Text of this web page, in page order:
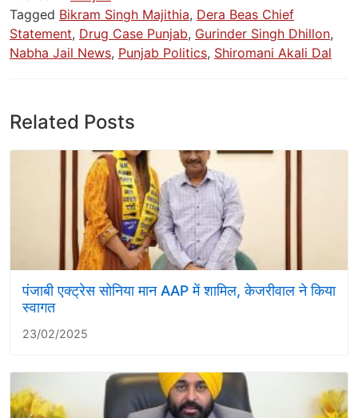
Tagged Bikram Singh Majithia, Dera Beas Chief
Statement, Drug Case Punjab, Gurinder Singh Dhillon,
Nabha Jail News, Punjab Politics, Shiromani Akali Dal
Related Posts
पंजाबी एक्ट्रेस सोनिया मान AAP में शामिल, केजरीवाल ने किया
स्वागत
23/02/2025